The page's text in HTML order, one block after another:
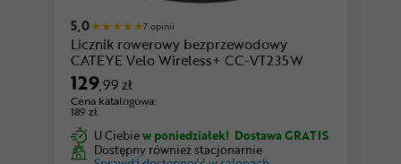
5,0 7 opinii
Licznik rowerowy bezprzewodowy
CATEYE Velo Wireless+ CC-VT235W
129,99 zł
Cena katalogowa:
189 zł
U Ciebiew poniedziałek! Dostawa GRATIS
Dostępny również stacjonarnie